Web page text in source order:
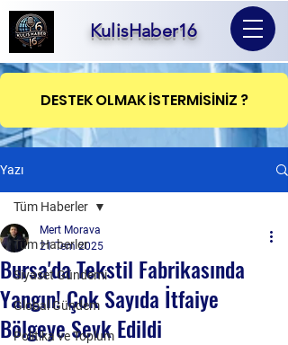
KulisHaber16
DESTEK OLMAK İSTERMİSİNİZ ?
Yazı
Tüm Haberler
Siyaset Gündemi
Global Gündem
Politika ve Toplum
Tüm Haberler
Bursa'da Tekstil Fabrikasında
Yangın! Çok Sayıda İtfaiye
Bölgeye Sevk Edildi
Mert Morava
21 Tem 2025